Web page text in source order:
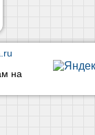
на